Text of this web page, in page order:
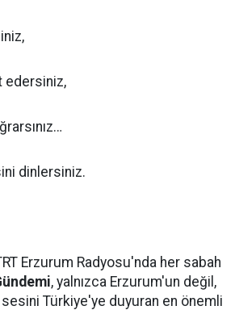
edersiniz,
dinlersiniz.
Erzurum Radyosu'nda her sabah
, yalnızca Erzurum'un değil,
Türkiye'ye duyuran en önemli